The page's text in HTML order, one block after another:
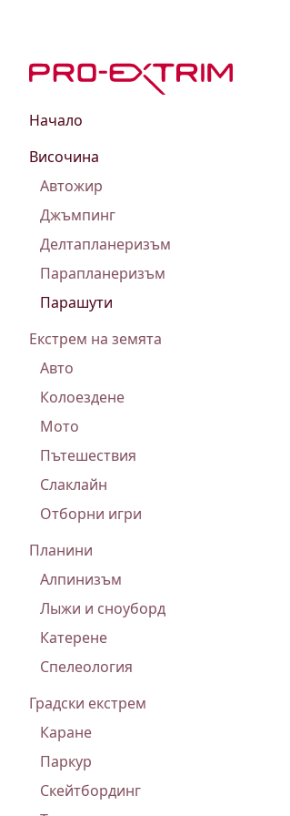
Начало
Височина
Автожир
Джъмпинг
Делтапланеризъм
Парапланеризъм
Парашути
Екстрем на земята
Авто
Колоездене
Мото
Пътешествия
Слаклайн
Отборни игри
Планини
Алпинизъм
Лыжи и сноуборд
Катерене
Спелеология
Градски екстрем
Каране
Паркур
Скейтбординг